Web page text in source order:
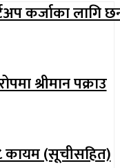
कर्जाका लागि
श्रीमान पक्राउ
कायम (सूचीसहित)